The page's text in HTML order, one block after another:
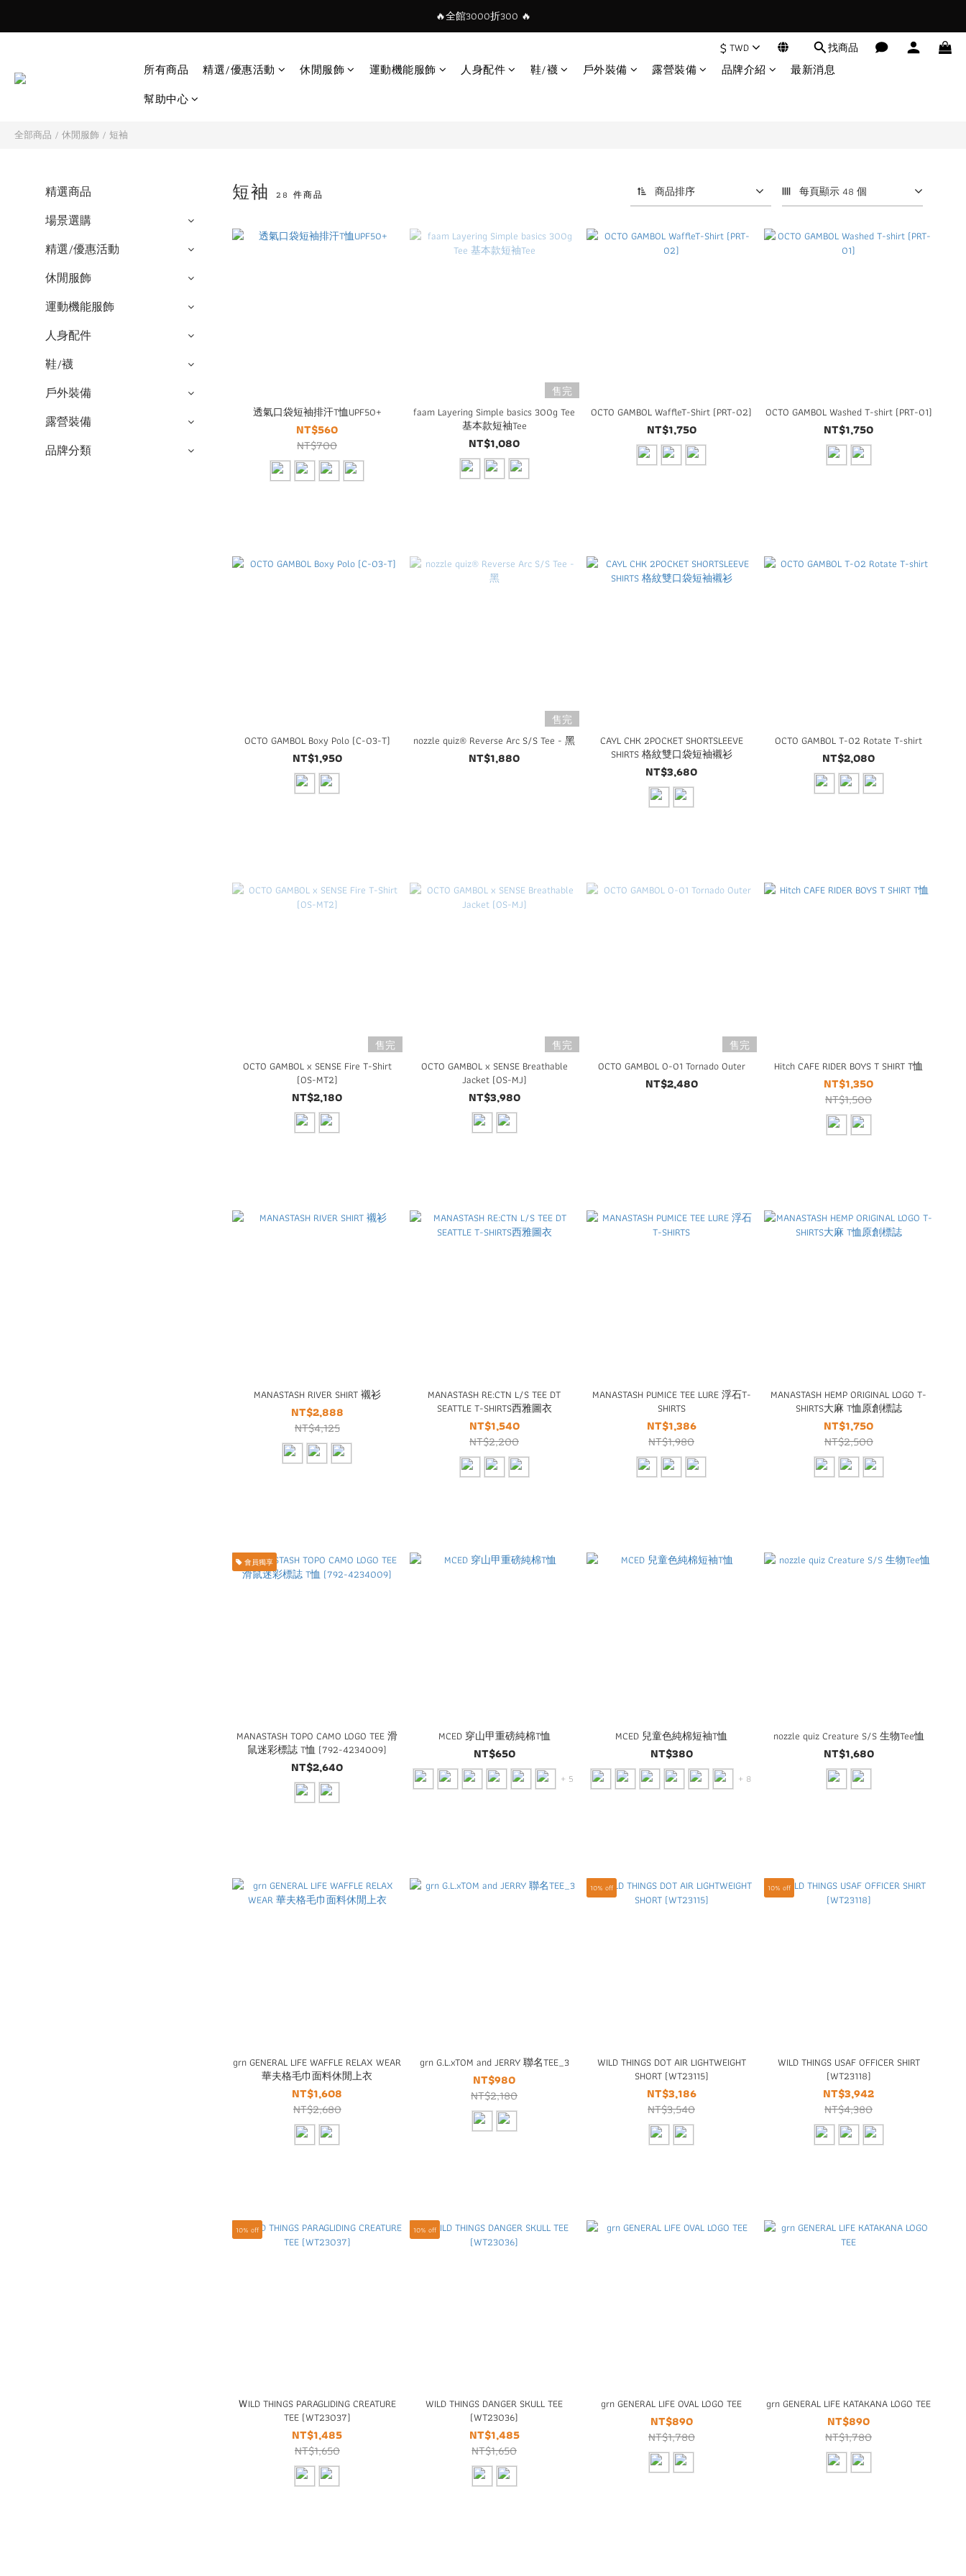
🔥全館3000折300 🔥
$ TWD 找商品
所有商品 精選/優惠活動 休閒服飾 運動機能服飾 人身配件 鞋/襪 戶外裝備 露營裝備 品牌介紹
最新消息
幫助中心
全部商品 / 休閒服飾 / 短袖
精選商品
場景選購
精選/優惠活動
休閒服飾
運動機能服飾
人身配件
鞋/襪
戶外裝備
露營裝備
品牌分類
短袖28 件商品 商品排序 每頁顯示 48 個
透氣口袋短袖排汗T恤UPF50+
NT$560
NT$700
售完
faam Layering Simple basics 300g Tee
基本款短袖Tee
NT$1,080
OCTO GAMBOL WaffleT-Shirt (PRT-02)
NT$1,750
OCTO GAMBOL Washed T-shirt (PRT-01)
NT$1,750
OCTO GAMBOL Boxy Polo (C-03-T)
NT$1,950
售完
nozzle quiz® Reverse Arc S/S Tee - 黑
NT$1,880
CAYL CHK 2POCKET SHORTSLEEVE
SHIRTS 格紋雙口袋短袖襯衫
NT$3,680
OCTO GAMBOL T-02 Rotate T-shirt
NT$2,080
售完
OCTO GAMBOL x SENSE Fire T-Shirt
(OS-MT2)
NT$2,180
售完
OCTO GAMBOL x SENSE Breathable
Jacket (OS-MJ)
NT$3,980
售完
OCTO GAMBOL O-01 Tornado Outer
NT$2,480
Hitch CAFE RIDER BOYS T SHIRT T恤
NT$1,350
NT$1,500
MANASTASH RIVER SHIRT 襯衫
NT$2,888
NT$4,125
MANASTASH RE:CTN L/S TEE DT
SEATTLE T-SHIRTS西雅圖衣
NT$1,540
NT$2,200
MANASTASH PUMICE TEE LURE 浮石T-
SHIRTS
NT$1,386
NT$1,980
MANASTASH HEMP ORIGINAL LOGO T-
SHIRTS大麻 T恤原創標誌
NT$1,750
NT$2,500
會員獨享
MANASTASH TOPO CAMO LOGO TEE 滑
鼠迷彩標誌 T恤 (792-4234009)
NT$2,640
MCED 穿山甲重磅純棉T恤
NT$650
+ 5
MCED 兒童色純棉短袖T恤
NT$380
+ 8
nozzle quiz Creature S/S 生物Tee恤
NT$1,680
grn GENERAL LIFE WAFFLE RELAX WEAR
華夫格毛巾面料休閒上衣
NT$1,608
NT$2,680
grn G.L.xTOM and JERRY 聯名TEE_3
NT$980
NT$2,180
10% off
WILD THINGS DOT AIR LIGHTWEIGHT
SHORT (WT23115)
NT$3,186
NT$3,540
10% off
WILD THINGS USAF OFFICER SHIRT
(WT23118)
NT$3,942
NT$4,380
10% off
ＷILD THINGS PARAGLIDING CREATURE
TEE (WT23037)
NT$1,485
NT$1,650
10% off
WILD THINGS DANGER SKULL TEE
(WT23036)
NT$1,485
NT$1,650
grn GENERAL LIFE OVAL LOGO TEE
NT$890
NT$1,780
grn GENERAL LIFE KATAKANA LOGO TEE
NT$890
NT$1,780